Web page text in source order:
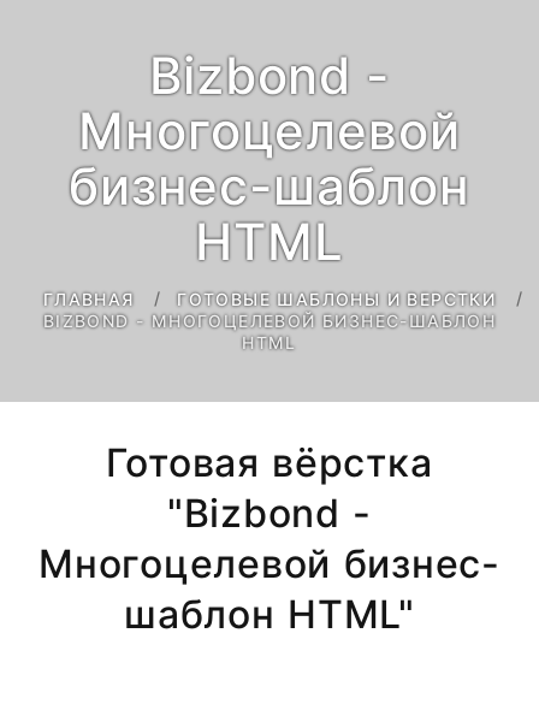
Bizbond -
Многоцелевой
бизнес-шаблон
HTML
ГЛАВНАЯ
ГОТОВЫЕ ШАБЛОНЫ И ВЕРСТКИ
BIZBOND - МНОГОЦЕЛЕВОЙ БИЗНЕС-ШАБЛОН
HTML
Готовая вёрстка
"Bizbond -
Многоцелевой бизнес-
шаблон HTML"